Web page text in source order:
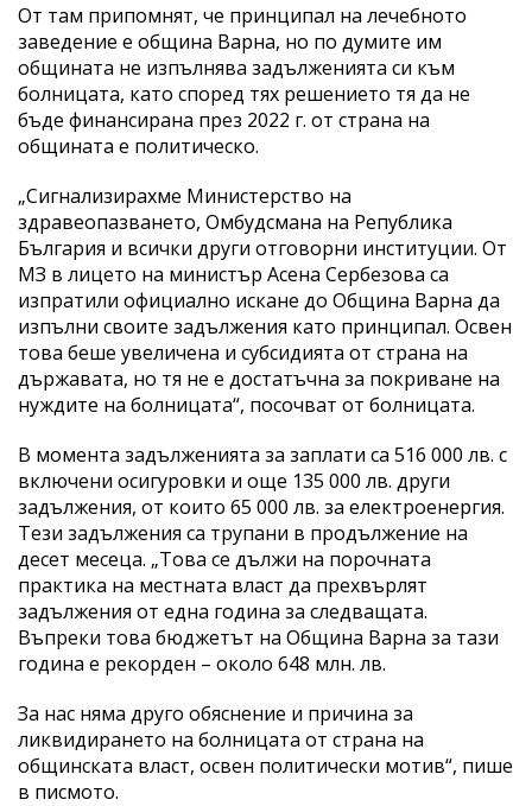
От там припомнят, че принципал на лечебното
заведение е община Варна, но по думите им
общината не изпълнява задълженията си към
болницата, като според тях решението тя да не
бъде финансирана през 2022 г. от страна на
общината е политическо.
„Сигнализирахме Министерство на
здравеопазването, Омбудсмана на Република
България и всички други отговорни институции. От
МЗ в лицето на министър Асена Сербезова са
изпратили официално искане до Община Варна да
изпълни своите задължения като принципал. Освен
това беше увеличена и субсидията от страна на
държавата, но тя не е достатъчна за покриване на
нуждите на болницата“, посочват от болницата.
В момента задълженията за заплати са 516 000 лв. с
включени осигуровки и още 135 000 лв. други
задължения, от които 65 000 лв. за електроенергия.
Тези задължения са трупани в продължение на
десет месеца. „Това се дължи на порочната
практика на местната власт да прехвърлят
задължения от една година за следващата.
Въпреки това бюджетът на Община Варна за тази
година е рекорден – около 648 млн. лв.
За нас няма друго обяснение и причина за
ликвидирането на болницата от страна на
общинската власт, освен политически мотив“, пише
в писмото.